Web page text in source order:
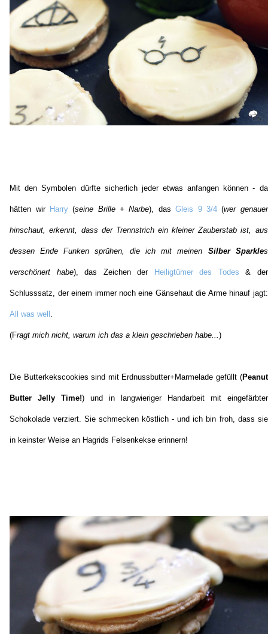
Mit den Symbolen dürfte sicherlich jeder etwas anfangen können - da
hätten wir Harry(seine Brille + Narbe), dasGleis 9 3/4(wer genauer
hinschaut, erkennt, dass der Trennstrich ein kleiner Zauberstab ist, aus
dessen Ende Funken sprühen, die ich mit meinen Silber Sparkles
verschönert habe), das Zeichen der Heiligtümer des Todes & der
Schlusssatz, der einem immer noch eine Gänsehaut die Arme hinauf jagt:
All was well
(Fragt mich nicht, warum ich das a klein geschrieben habe...)
Die Butterkekscookies sind mit Erdnussbutter+Marmelade gefüllt (Peanut
Butter Jelly Time!) und in langwieriger Handarbeit mit eingefärbter
Schokolade verziert. Sie schmecken köstlich - und ich bin froh, dass sie
in keinster Weise an Hagrids Felsenkekse erinnern!